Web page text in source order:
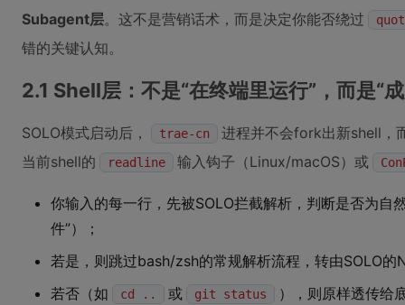
Subagent层。这不是营销话术，而是决定你能否绕过
错的关键认知。
2.1 Shell层：不是“在终端里运行”，而是“
SOLO模式启动后， trae-cn
进程并不会fork出新shell，
当前shell的
readline 输入钩子（Linux/macOS）或
你输入的每一行，先被SOLO拦截解析，判断是否为自
件”）；
若是，则跳过bash/zsh的常规解析流程，转由SOLO的
若否（如
cd .. 或 git status ），则原样透传给